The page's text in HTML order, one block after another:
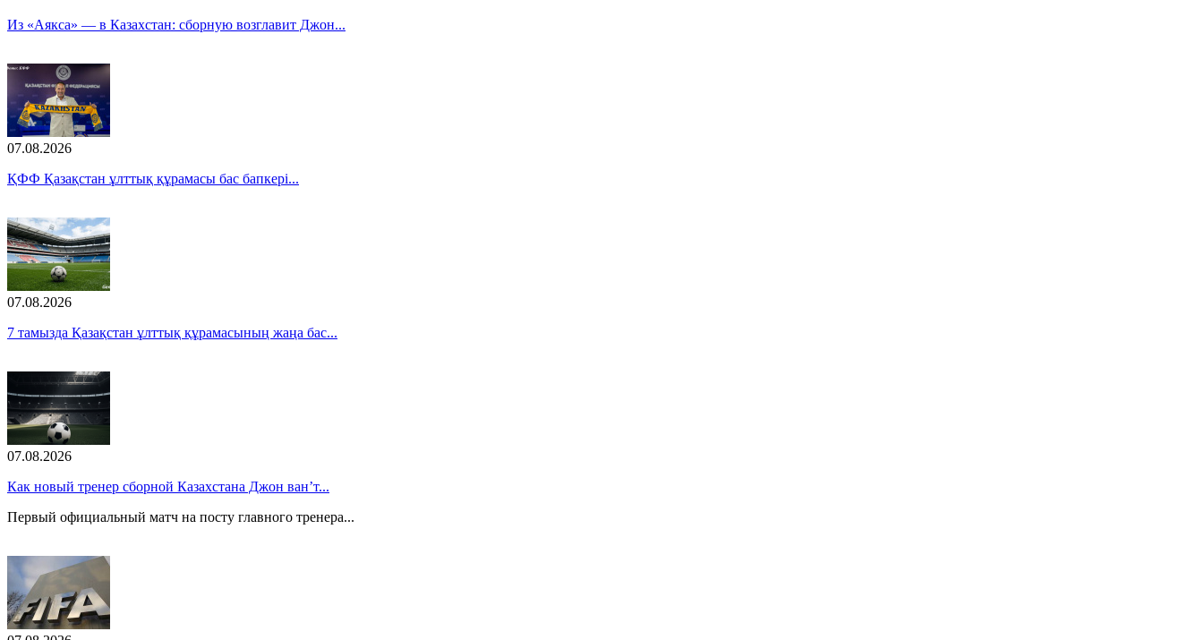
Из «Аякса» — в Казахстан: сборную возглавит Джон...
07.08.2026
ҚФФ Қазақстан ұлттық құрамасы бас бапкері...
07.08.2026
7 тамызда Қазақстан ұлттық құрамасының жаңа бас...
07.08.2026
Как новый тренер сборной Казахстана Джон ван’т...
Первый официальный матч на посту главного тренера...